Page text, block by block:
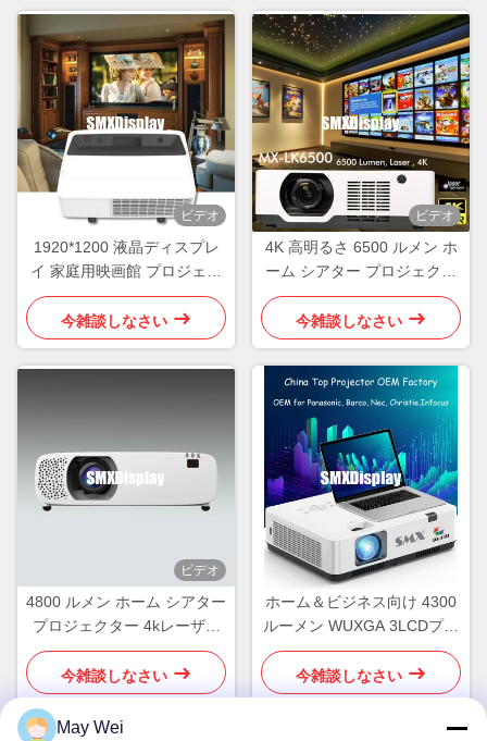
ビデオ
1920*1200 液晶ディスプレ
イ 家庭用映画館 プロジェク
ター オーディオビジュアル
ルーム
今雑談しなさい
ビデオ
4K 高明るさ 6500 ルメン ホ
ーム シアター プロジェクタ
ー HDR10
今雑談しなさい
ビデオ
4800 ルメン ホーム シアター
プロジェクター 4kレーザー
プロジェクター HDR
今雑談しなさい
ホーム＆ビジネス向け 4300
ルーメン WUXGA 3LCDプロ
ジェクター Androidシステム
搭載
今雑談しなさい
May Wei